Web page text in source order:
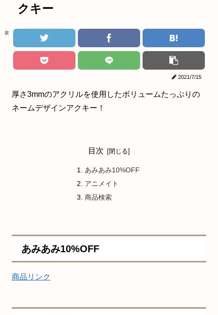
クキー
東京リベンジャーズ
2021/7/15
厚さ3mmのアクリルを使用したボリュームたっぷりの
ネームデザインアクキー！
目次
あみあみ10%OFF
アニメイト
商品検索
あみあみ10%OFF
商品リンク